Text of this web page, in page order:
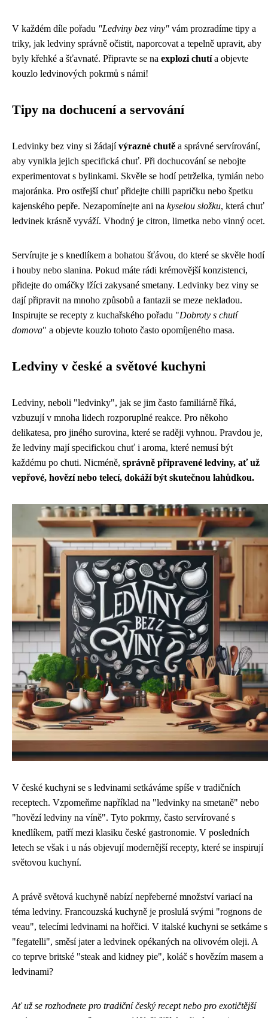
V každém díle pořadu "Ledviny bez viny" vám prozradíme tipy a
triky, jak ledviny správně očistit, naporcovat a tepelně upravit, aby
byly křehké a šťavnaté. Připravte se na explozi chutía objevte
kouzlo ledvinových pokrmů s námi!
Tipy na dochucení a servování
Ledvinky bez viny si žádajívýrazné chutě a správné servírování,
aby vynikla jejich specifická chuť. Při dochucování se nebojte
experimentovat s bylinkami. Skvěle se hodí petrželka, tymián nebo
majoránka. Pro ostřejší chuť přidejte chilli papričku nebo špetku
kajenského pepře. Nezapomínejte ani na kyselou složku, která chuť
ledvinek krásně vyváží. Vhodný je citron, limetka nebo vinný ocet.
Servírujte je s knedlíkem a bohatou šťávou, do které se skvěle hodí
i houby nebo slanina. Pokud máte rádi krémovější konzistenci,
přidejte do omáčky lžíci zakysané smetany. Ledvinky bez viny se
dají připravit na mnoho způsobů a fantazii se meze nekladou.
Inspirujte se recepty z kuchařského pořadu "Dobroty s chutí
domova" a objevte kouzlo tohoto často opomíjeného masa.
Ledviny v české a světové kuchyni
Ledviny, neboli "ledvinky", jak se jim často familiárně říká,
vzbuzují v mnoha lidech rozporuplné reakce. Pro někoho
delikatesa, pro jiného surovina, které se raději vyhnou. Pravdou je,
že ledviny mají specifickou chuť i aroma, které nemusí být
každému po chuti. Nicméně, správně připravené ledviny, ať už
vepřové, hovězí nebo telecí, dokáží být skutečnou lahůdkou.
V české kuchyni se s ledvinami setkáváme spíše v tradičních
receptech. Vzpomeňme například na "ledvinky na smetaně" nebo
"hovězí ledviny na víně". Tyto pokrmy, často servírované s
knedlíkem, patří mezi klasiku české gastronomie. V posledních
letech se však i u nás objevují modernější recepty, které se inspirují
světovou kuchyní.
A právě světová kuchyně nabízí nepřeberné množství variací na
téma ledviny. Francouzská kuchyně je proslulá svými "rognons de
veau", telecími ledvinami na hořčici. V italské kuchyni se setkáme s
"fegatelli", směsí jater a ledvinek opékaných na olivovém oleji. A
co teprve britské "steak and kidney pie", koláč s hovězím masem a
ledvinami?
Ať už se rozhodnete pro tradiční český recept nebo pro exotičtější